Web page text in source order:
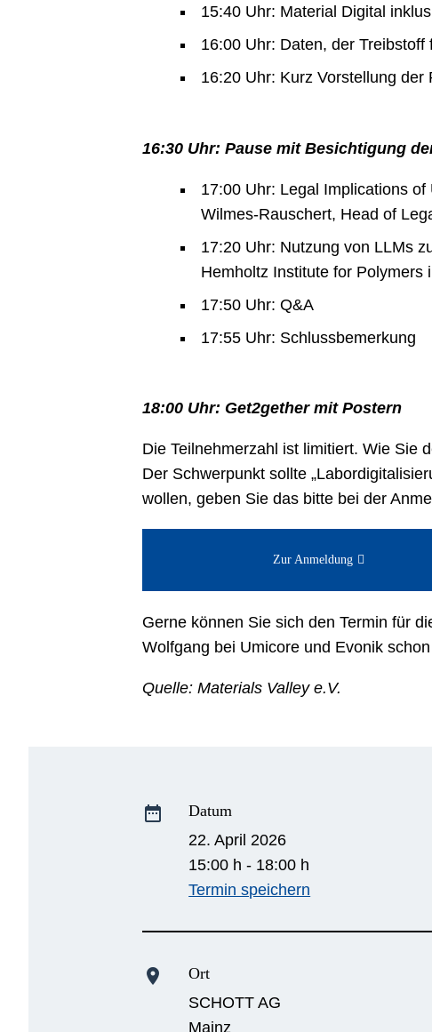
15:40 Uhr: Material Digital
16:00 Uhr: Daten, der
16:20 Uhr: Kurz Vorstellung
16:30 Uhr: Pause mit Besichtigung
17:00 Uhr: Legal Implications
Wilmes-Rauschert, Head of
17:20 Uhr: Nutzung von LLMs
Hemholtz Institute for Polymers
17:50 Uhr: Q&A
17:55 Uhr: Schlussbemerkung
18:00 Uhr: Get2gether mit Postern
Die Teilnehmerzahl ist limitiert. Wie Sie
Der Schwerpunkt sollte
wollen, geben Sie das bitte bei der
Zur Anmeldung
Gerne können Sie sich den Termin für
Wolfgang bei Umicore und Evonik
Quelle: Materials Valley e.V.
date_range
Datum
22. April 2026
15:00 h - 18:00 h
Termin speichern
location_on
Ort
SCHOTT AG
Mainz